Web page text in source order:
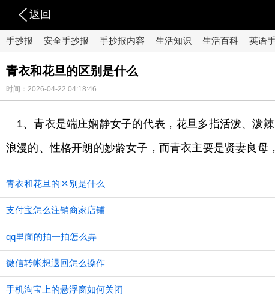
返回
手抄报 安全手抄报 手抄报内容 生活知识 生活百科 英语
青衣和花旦的区别是什么
时间：2026-04-22 04:18:46
1、青衣是端庄娴静女子的代表，花旦多指活泼、泼
浪漫的、性格开朗的妙龄女子，而青衣主要是贤妻良母
青衣和花旦的区别是什么
支付宝怎么注销商家店铺
qq里面的拍一拍怎么弄
微信转帐想退回怎么操作
手机淘宝上的悬浮窗如何关闭